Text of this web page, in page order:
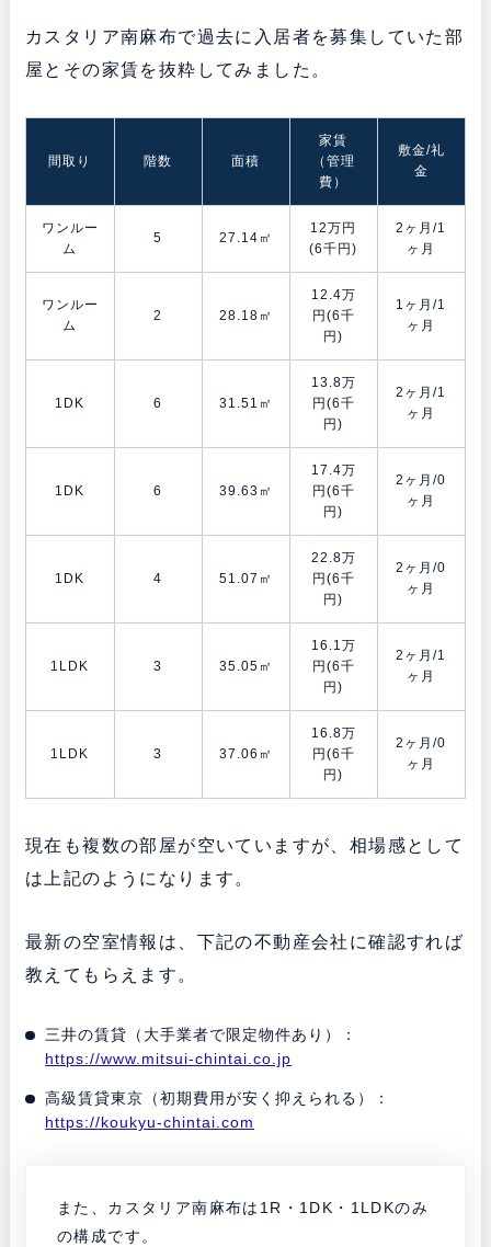
カスタリア南麻布で過去に入居者を募集していた部
屋とその家賃を抜粋してみました。
間取り 階数 面積
家賃
（管理
費）
敷金/礼
金
ワンルー
ム
5 27.14㎡
12万円
(6千円)
2ヶ月/1
ヶ月
ワンルー
ム
2 28.18㎡
12.4万
円(6千
円)
1ヶ月/1
ヶ月
1DK 6 31.51㎡
13.8万
円(6千
円)
2ヶ月/1
ヶ月
1DK 6 39.63㎡
17.4万
円(6千
円)
2ヶ月/0
ヶ月
1DK 4 51.07㎡
22.8万
円(6千
円)
2ヶ月/0
ヶ月
1LDK 3 35.05㎡
16.1万
円(6千
円)
2ヶ月/1
ヶ月
1LDK 3 37.06㎡
16.8万
円(6千
円)
2ヶ月/0
ヶ月
現在も複数の部屋が空いていますが、相場感として
は上記のようになります。
最新の空室情報は、下記の不動産会社に確認すれば
教えてもらえます。
三井の賃貸（大手業者で限定物件あり）：
https://www.mitsui-chintai.co.jp
高級賃貸東京（初期費用が安く抑えられる）：
https://koukyu-chintai.com
また、カスタリア南麻布は1R・1DK・1LDKのみ
の構成です。